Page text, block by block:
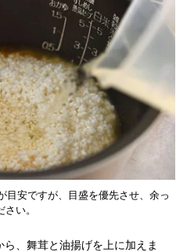
安ですが、目盛を優先させ、余っ
い。
、舞茸と油揚げを上に加えま